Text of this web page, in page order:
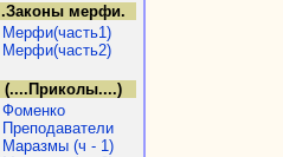
.Законы мерфи.
Мерфи(часть1)
Мерфи(часть2)
(....Приколы....)
Фоменко
Преподаватели
Маразмы (ч - 1)